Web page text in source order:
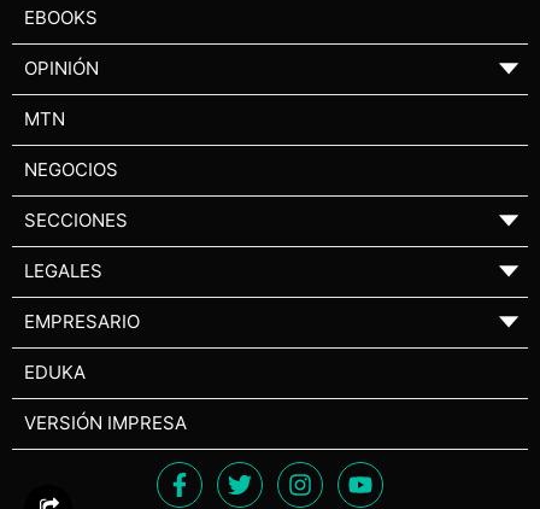
EBOOKS
OPINIÓN ▼
MTN
NEGOCIOS
SECCIONES ▼
LEGALES ▼
EMPRESARIO ▼
EDUKA
VERSIÓN IMPRESA